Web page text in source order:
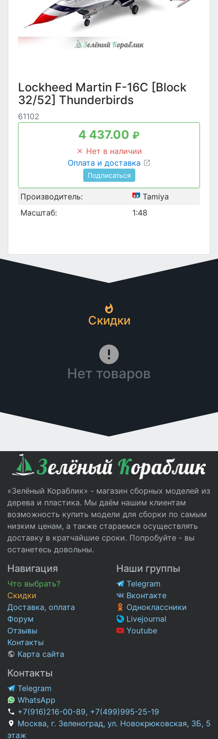
Lockheed Martin F-16C [Block
32/52] Thunderbirds
61102
4 437.00 ₽
Нет в наличии
Оплата и доставка
Подписаться
Производитель:
Tamiya
Масштаб:
1:48
Скидки
Нет товаров
«Зелёный Кораблик» - магазин сборных моделей из
дерева и пластика. Мы даём нашим клиентам
возможность купить модели для сборки по самым
низким ценам, а также стараемся осуществлять
доставку в кратчайшие сроки. Попробуйте - вы
останетесь довольны.
Навигация
Что выбрать?
Скидки
Доставка, оплата
Форум
Отзывы
Контакты
Карта сайта
Наши группы
Telegram
Вконтакте
Одноклассники
Livejournal
Youtube
Контакты
Telegram
WhatsApp
+7(916)216-00-89, +7(499)995-25-19
Москва, г. Зеленоград, ул. Новокрюковская, 3Б, 5
этаж